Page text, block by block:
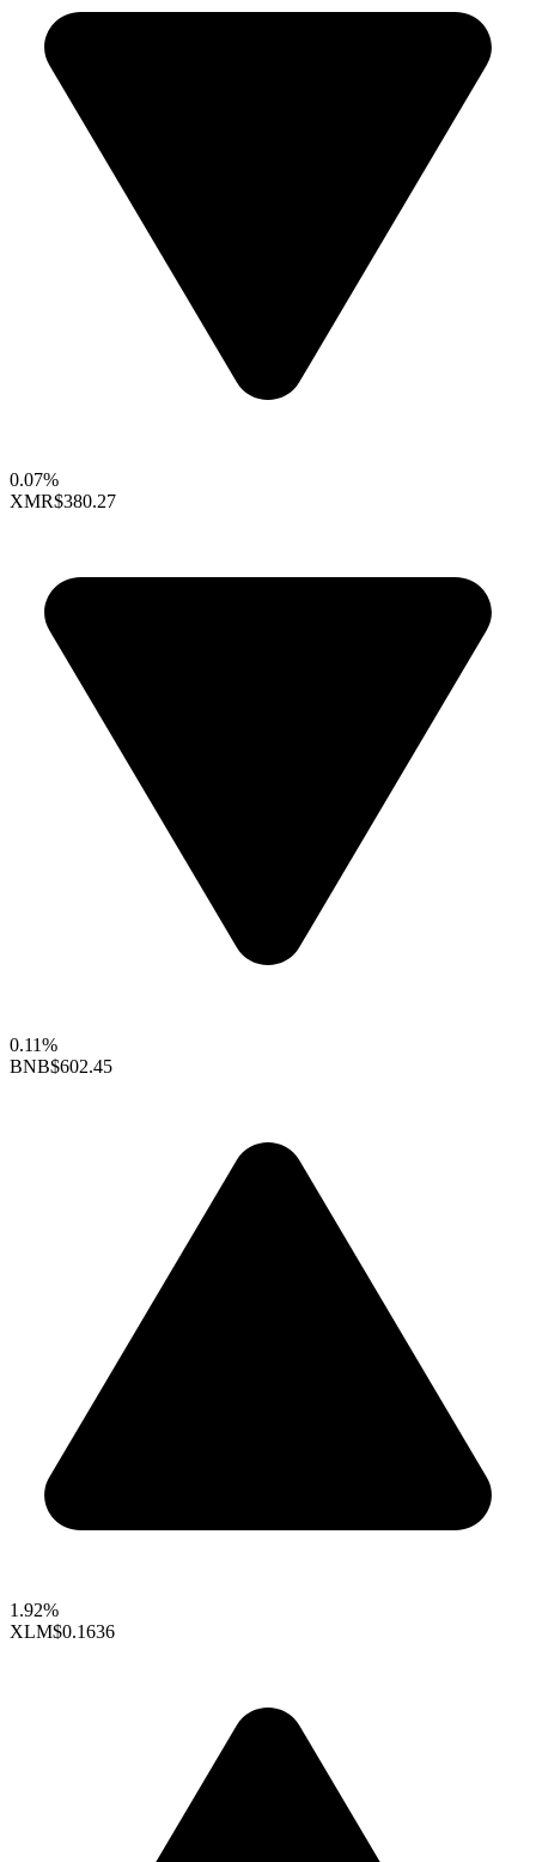
0.07%
XMR$380.27
0.11%
BNB$602.45
1.92%
XLM$0.1636